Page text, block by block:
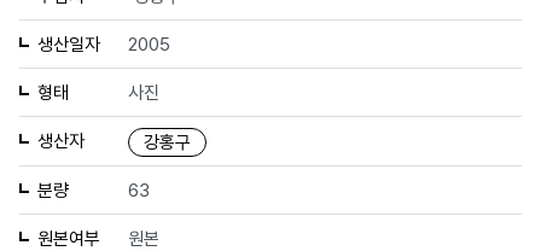
생산일자 2005
형태 사진
생산자 강홍구
분량 63
원본여부 원본